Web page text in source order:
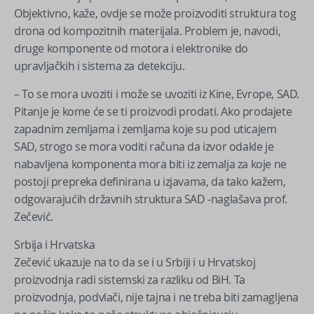
Objektivno, kaže, ovdje se može proizvoditi struktura tog
drona od kompozitnih materijala. Problem je, navodi,
druge komponente od motora i elektronike do
upravljačkih i sistema za detekciju.
– To se mora uvoziti i može se uvoziti iz Kine, Evrope, SAD.
Pitanje je kome će se ti proizvodi prodati. Ako prodajete
zapadnim zemljama i zemljama koje su pod uticajem
SAD, strogo se mora voditi računa da izvor odakle je
nabavljena komponenta mora biti iz zemalja za koje ne
postoji prepreka definirana u izjavama, da tako kažem,
odgovarajućih državnih struktura SAD -naglašava prof.
Zečević.
Srbija i Hrvatska
Zečević ukazuje na to da se i u Srbiji i u Hrvatskoj
proizvodnja radi sistemski za razliku od BiH. Ta
proizvodnja, podvlači, nije tajna i ne treba biti zamagljena